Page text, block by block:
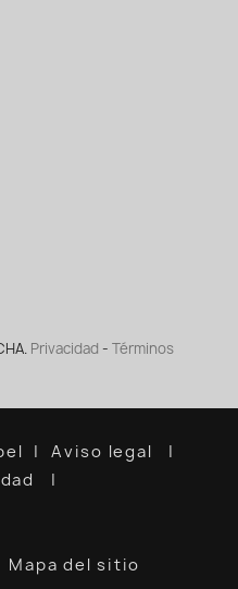
Privacidad - Términos
Aviso legal
Mapa del sitio